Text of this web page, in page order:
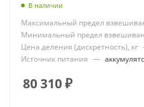
В наличии
Максимальный предел
Минимальный предел
Цена деления (дискретность), кг
Источник питания —
80 310₽